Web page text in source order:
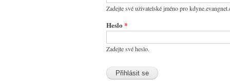
Zadejte své uživatelské jméno pro
Heslo *
Zadejte své heslo.